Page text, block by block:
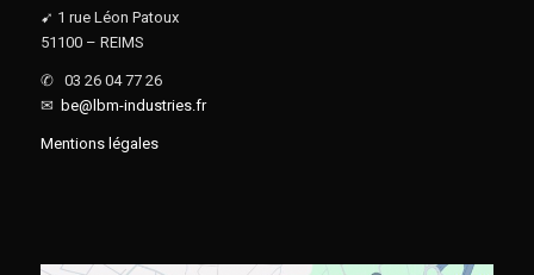
➹ 1 rue Léon Patoux
51100 – REIMS
✆ 03 26 04 77 26
✉ be@lbm-industries.fr
Mentions légales